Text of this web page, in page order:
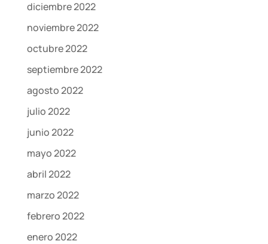
diciembre 2022
noviembre 2022
octubre 2022
septiembre 2022
agosto 2022
julio 2022
junio 2022
mayo 2022
abril 2022
marzo 2022
febrero 2022
enero 2022